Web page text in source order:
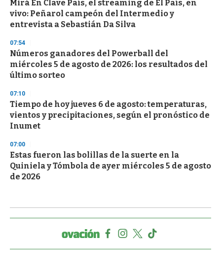
Mirá En Clave País, el streaming de El País, en
vivo: Peñarol campeón del Intermedio y
entrevista a Sebastián Da Silva
07:54
Números ganadores del Powerball del
miércoles 5 de agosto de 2026: los resultados del
último sorteo
07:10
Tiempo de hoy jueves 6 de agosto: temperaturas,
vientos y precipitaciones, según el pronóstico de
Inumet
07:00
Estas fueron las bolillas de la suerte en la
Quiniela y Tómbola de ayer miércoles 5 de agosto
de 2026